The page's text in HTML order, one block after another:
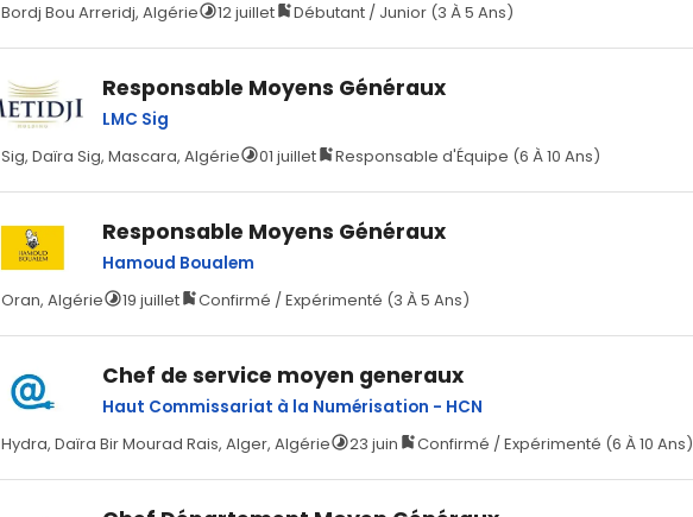
Bordj Bou Arreridj, Algérie
12 juillet Débutant / Junior (3 À 5 Ans)
Responsable Moyens Généraux
LMC Sig
Sig, Daïra Sig, Mascara, Algérie
01 juillet Responsable d'Équipe (6 À 10 Ans)
Responsable Moyens Généraux
Hamoud Boualem
Oran, Algérie
19 juillet Confirmé / Expérimenté (3 À 5 Ans)
Chef de service moyen generaux
Haut Commissariat à la Numérisation - HCN
Hydra, Daïra Bir Mourad Rais, Alger, Algérie
23 juin Confirmé / Expérimenté (6 À 10 Ans)